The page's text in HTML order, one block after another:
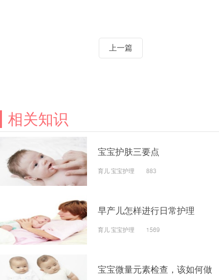
上一篇
相关知识
宝宝护肤三要点
育儿 宝宝护理 883
早产儿怎样进行日常护理
育儿 宝宝护理 1569
宝宝微量元素检查，该如何做